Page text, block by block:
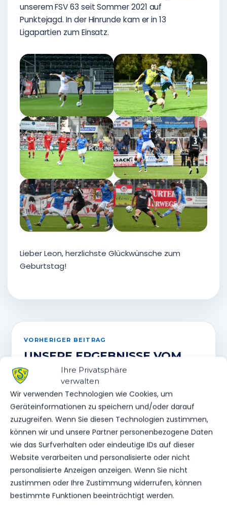
Ihre Privatsphäre
verwalten
Wir verwenden Technologien wie Cookies, um
Geräteinformationen zu speichern und/oder darauf
zuzugreifen. Wenn Sie diesen Technologien zustimmen,
können wir und unsere Partner personenbezogene Daten
wie das Surfverhalten oder eindeutige IDs auf dieser
Website verarbeiten und personalisierte oder nicht
personalisierte Anzeigen anzeigen. Wenn Sie nicht
zustimmen oder Ihre Zustimmung widerrufen, können
bestimmte Funktionen beeinträchtigt werden.
unserem FSV 63 seit Sommer 2021 auf
Punktejagd. In der Hinrunde kam er in 13
Ligapartien zum Einsatz.
Lieber Leon, herzlichste Glückwünsche zum
Geburtstag!
VORHERIGER BEITRAG
UNSERE ERGEBNISSE VOM
WOCHENENDE
NÄCHSTER BEITRAG
FSV-HALLENTURNIERE